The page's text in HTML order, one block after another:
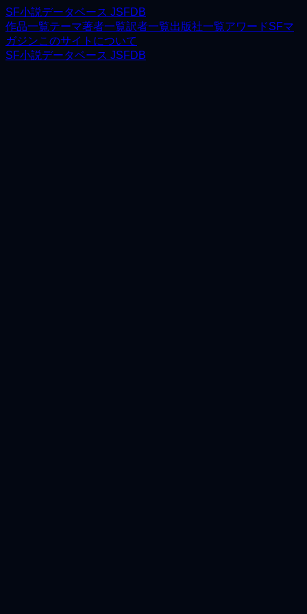
SF小説データベース JSFDB
作品一覧テーマ著者一覧訳者一覧出版社一覧アワードSFマ
ガジンこのサイトについて
SF小説データベース JSFDB